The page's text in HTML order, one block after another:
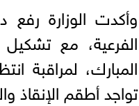
وأكدت الوزارة رفع
الفرعية، مع
المبارك، لمراقبة
تواجد أطقم الإنقاذ